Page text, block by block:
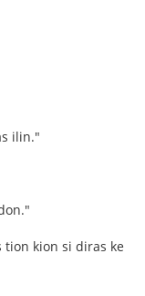
ilin."
tion kion si diras ke